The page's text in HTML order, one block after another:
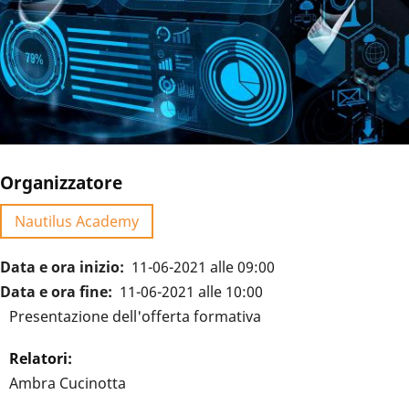
Organizzatore
Nautilus Academy
Data e ora inizio
11-06-2021 alle 09:00
Data e ora fine
11-06-2021 alle 10:00
Presentazione dell'offerta formativa
Relatori:
Ambra Cucinotta